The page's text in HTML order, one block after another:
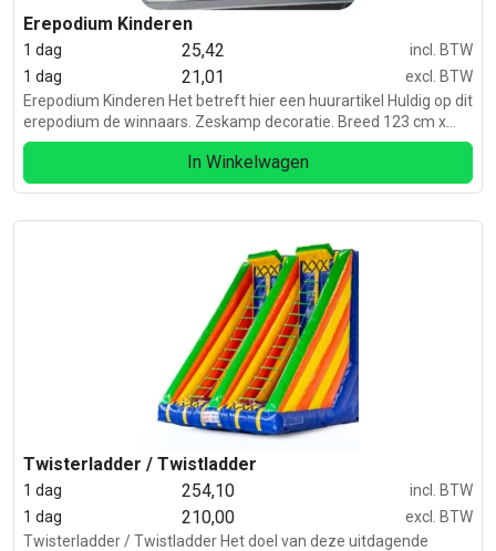
Erepodium Kinderen
1 dag 25,42
incl. BTW
1 dag
21,01
excl. BTW
Erepodium Kinderen Het betreft hier een huurartikel Huldig op dit
erepodium de winnaars. Zeskamp decoratie. Breed 123 cm x
Hoog 50 cm x Diep 35 Prima geschikt voor kinderen
In Winkelwagen
Twisterladder / Twistladder
1 dag 254,10
incl. BTW
1 dag
210,00
excl. BTW
Twisterladder / Twistladder Het doel van deze uitdagende